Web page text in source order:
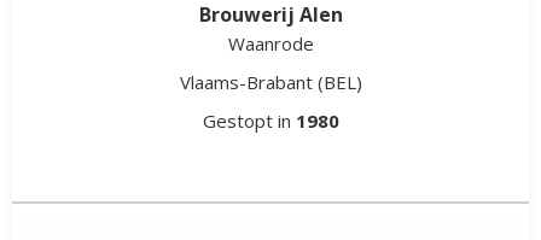
Brouwerij Alen
Waanrode
Vlaams-Brabant (BEL)
Gestopt in 1980